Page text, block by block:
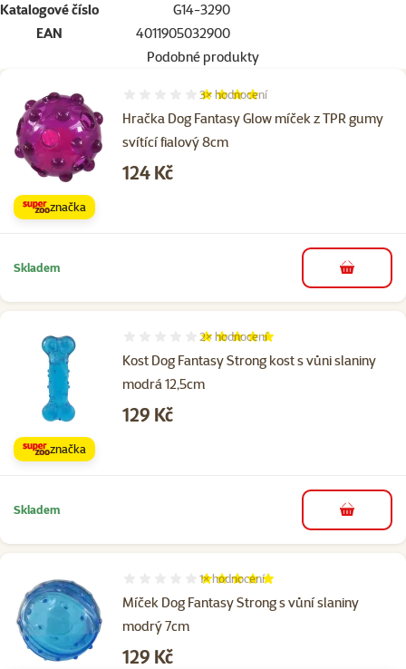
Katalogové číslo
G14-3290
EAN
4011905032900
Podobné produkty
Hračka Dog Fantasy Glow míček z TPR gumy
svítící fialový 8cm​
Hodnocení 80%, počet hodnocení: 3
3× hodnocení
Cena
124 Kč
značka
Skladem do košíku
Kost Dog Fantasy Strong kost s vůni slaniny
modrá 12,5cm
Hodnocení 100%, počet hodnocení: 2
2× hodnocení
Cena
129 Kč
značka
Skladem do košíku
Míček Dog Fantasy Strong s vůní slaniny
modrý 7cm
Hodnocení 100%, počet hodnocení: 1
1×hodnocení
Cena
129 Kč